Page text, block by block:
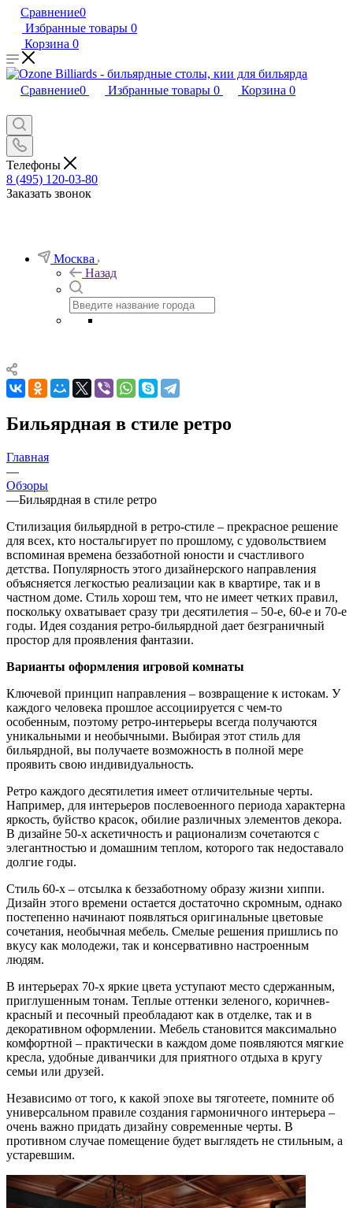
Сравнение0
Избранные товары 0
Корзина 0
Сравнение0 Избранные товары 0 Корзина 0
Телефоны
8 (495) 120-03-80
Заказать звонок
Москва
Назад
Бильярдная в стиле ретро
Главная
—
Обзоры
—Бильярдная в стиле ретро
Стилизация бильярдной в ретро-стиле – прекрасное решение
для всех, кто ностальгирует по прошлому, с удовольствием
вспоминая времена беззаботной юности и счастливого
детства. Популярность этого дизайнерского направления
объясняется легкостью реализации как в квартире, так и в
частном доме. Стиль хорош тем, что не имеет четких правил,
поскольку охватывает сразу три десятилетия – 50-е, 60-е и 70-е
годы. Идея создания ретро-бильярдной дает безграничный
простор для проявления фантазии.
Варианты оформления игровой комнаты
Ключевой принцип направления – возвращение к истокам. У
каждого человека прошлое ассоциируется с чем-то
особенным, поэтому ретро-интерьеры всегда получаются
уникальными и необычными. Выбирая этот стиль для
бильярдной, вы получаете возможность в полной мере
проявить свою индивидуальность.
Ретро каждого десятилетия имеет отличительные черты.
Например, для интерьеров послевоенного периода характерна
яркость, буйство красок, обилие различных элементов декора.
В дизайне 50-х аскетичность и рационализм сочетаются с
элегантностью и домашним теплом, которого так недоставало
долгие годы.
Стиль 60-х – отсылка к беззаботному образу жизни хиппи.
Дизайн этого времени остается достаточно скромным, однако
постепенно начинают появляться оригинальные цветовые
сочетания, необычная мебель. Смелые решения пришлись по
вкусу как молодежи, так и консервативно настроенным
людям.
В интерьерах 70-х яркие цвета уступают место сдержанным,
приглушенным тонам. Теплые оттенки зеленого, коричнев-
красный и песочный преобладают как в отделке, так и в
декоративном оформлении. Мебель становится максимально
комфортной – практически в каждом доме появляются мягкие
кресла, удобные диванчики для приятного отдыха в кругу
семьи или друзей.
Независимо от того, к какой эпохе вы тяготеете, помните об
универсальном правиле создания гармоничного интерьера –
очень важно придать дизайну современные черты. В
противном случае помещение будет выглядеть не стильным, а
устаревшим.